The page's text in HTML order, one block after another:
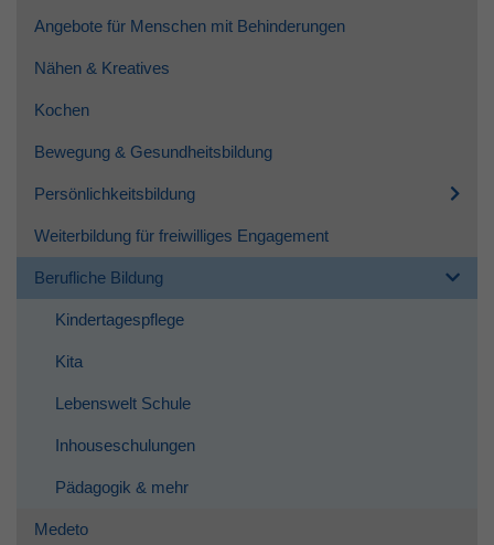
Angebote für Menschen mit Behinderungen
Nähen & Kreatives
Kochen
Bewegung & Gesundheitsbildung
Persönlichkeitsbildung
Weiterbildung für freiwilliges Engagement
Berufliche Bildung
Kindertagespflege
Kita
Lebenswelt Schule
Inhouseschulungen
Pädagogik & mehr
Medeto